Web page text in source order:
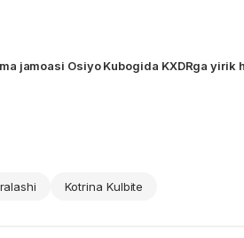
jamoasi Osiyo Kubogida KXDRga yirik
Kotrina Kulbite